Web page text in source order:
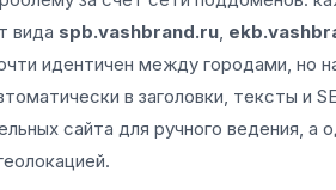
вида spb.vashbrand.ru,
идентичен между городами, но
в заголовки, тексты и
сайта для ручного ведения, а